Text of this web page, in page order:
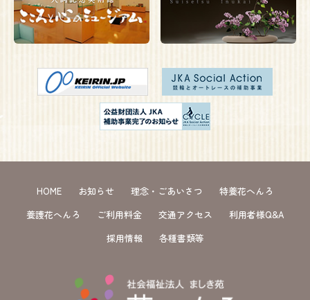
HOME お知らせ 理念・ごあいさつ
特養花へんろ
養護花へんろ
ご利用料金 交通アクセス
利用者様Q&A
採用情報
各種書類等